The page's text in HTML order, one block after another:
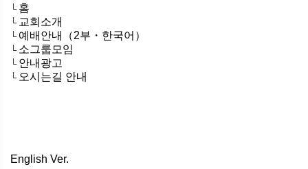
└ 홈
└ 교회소개
└ 예배안내（2부・한국어）
└ 소그룹모임
└ 안내광고
└ 오시는길 안내
English Ver.